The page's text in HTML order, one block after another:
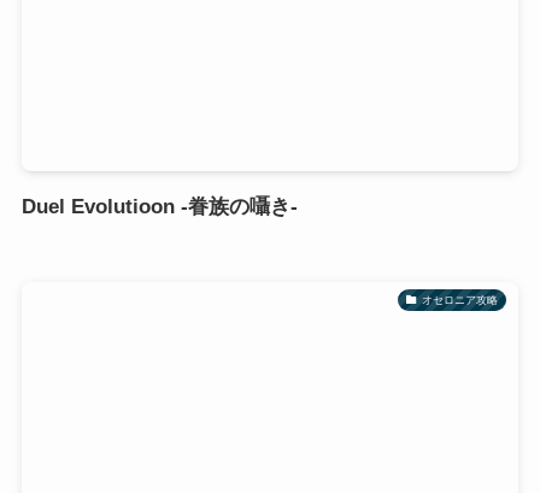
Duel Evolutioon -眷族の囁き-
オセロニア攻略